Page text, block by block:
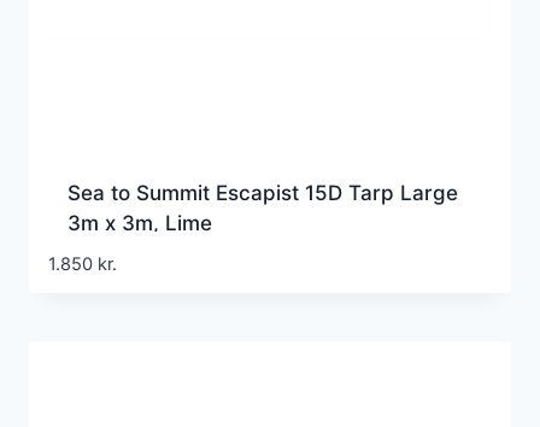
Sea to Summit Escapist 15D Tarp Large
3m x 3m, Lime
1.850 kr.